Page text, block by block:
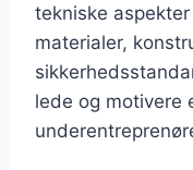
tekniske
materialer,
lede og motivere